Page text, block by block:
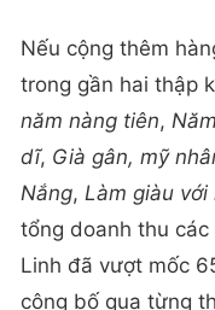
Nếu cộng thêm
trong gần hai thập
năm nàng tiên,
dĩ, Già gân, mỹ
Nắng, Làm giàu với
tổng doanh thu
Linh đã vượt mốc
công bố qua từng